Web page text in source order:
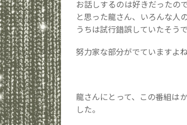
お話しするのは好きだったの
と思った龍さん、いろんな人
うちは試行錯誤していたそうで
努力家な部分がでていますよね
龍さんにとって、この番組は
した。